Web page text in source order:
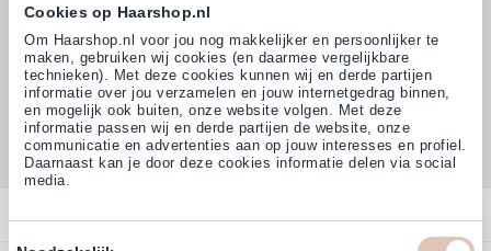
Cookies op Haarshop.nl
Om Haarshop.nl voor jou nog makkelijker en persoonlijker te
maken, gebruiken wij cookies (en daarmee vergelijkbare
technieken). Met deze cookies kunnen wij en derde partijen
informatie over jou verzamelen en jouw internetgedrag binnen,
en mogelijk ook buiten, onze website volgen. Met deze
informatie passen wij en derde partijen de website, onze
communicatie en advertenties aan op jouw interesses en profiel.
Daarnaast kan je door deze cookies informatie delen via social
media.
Contact